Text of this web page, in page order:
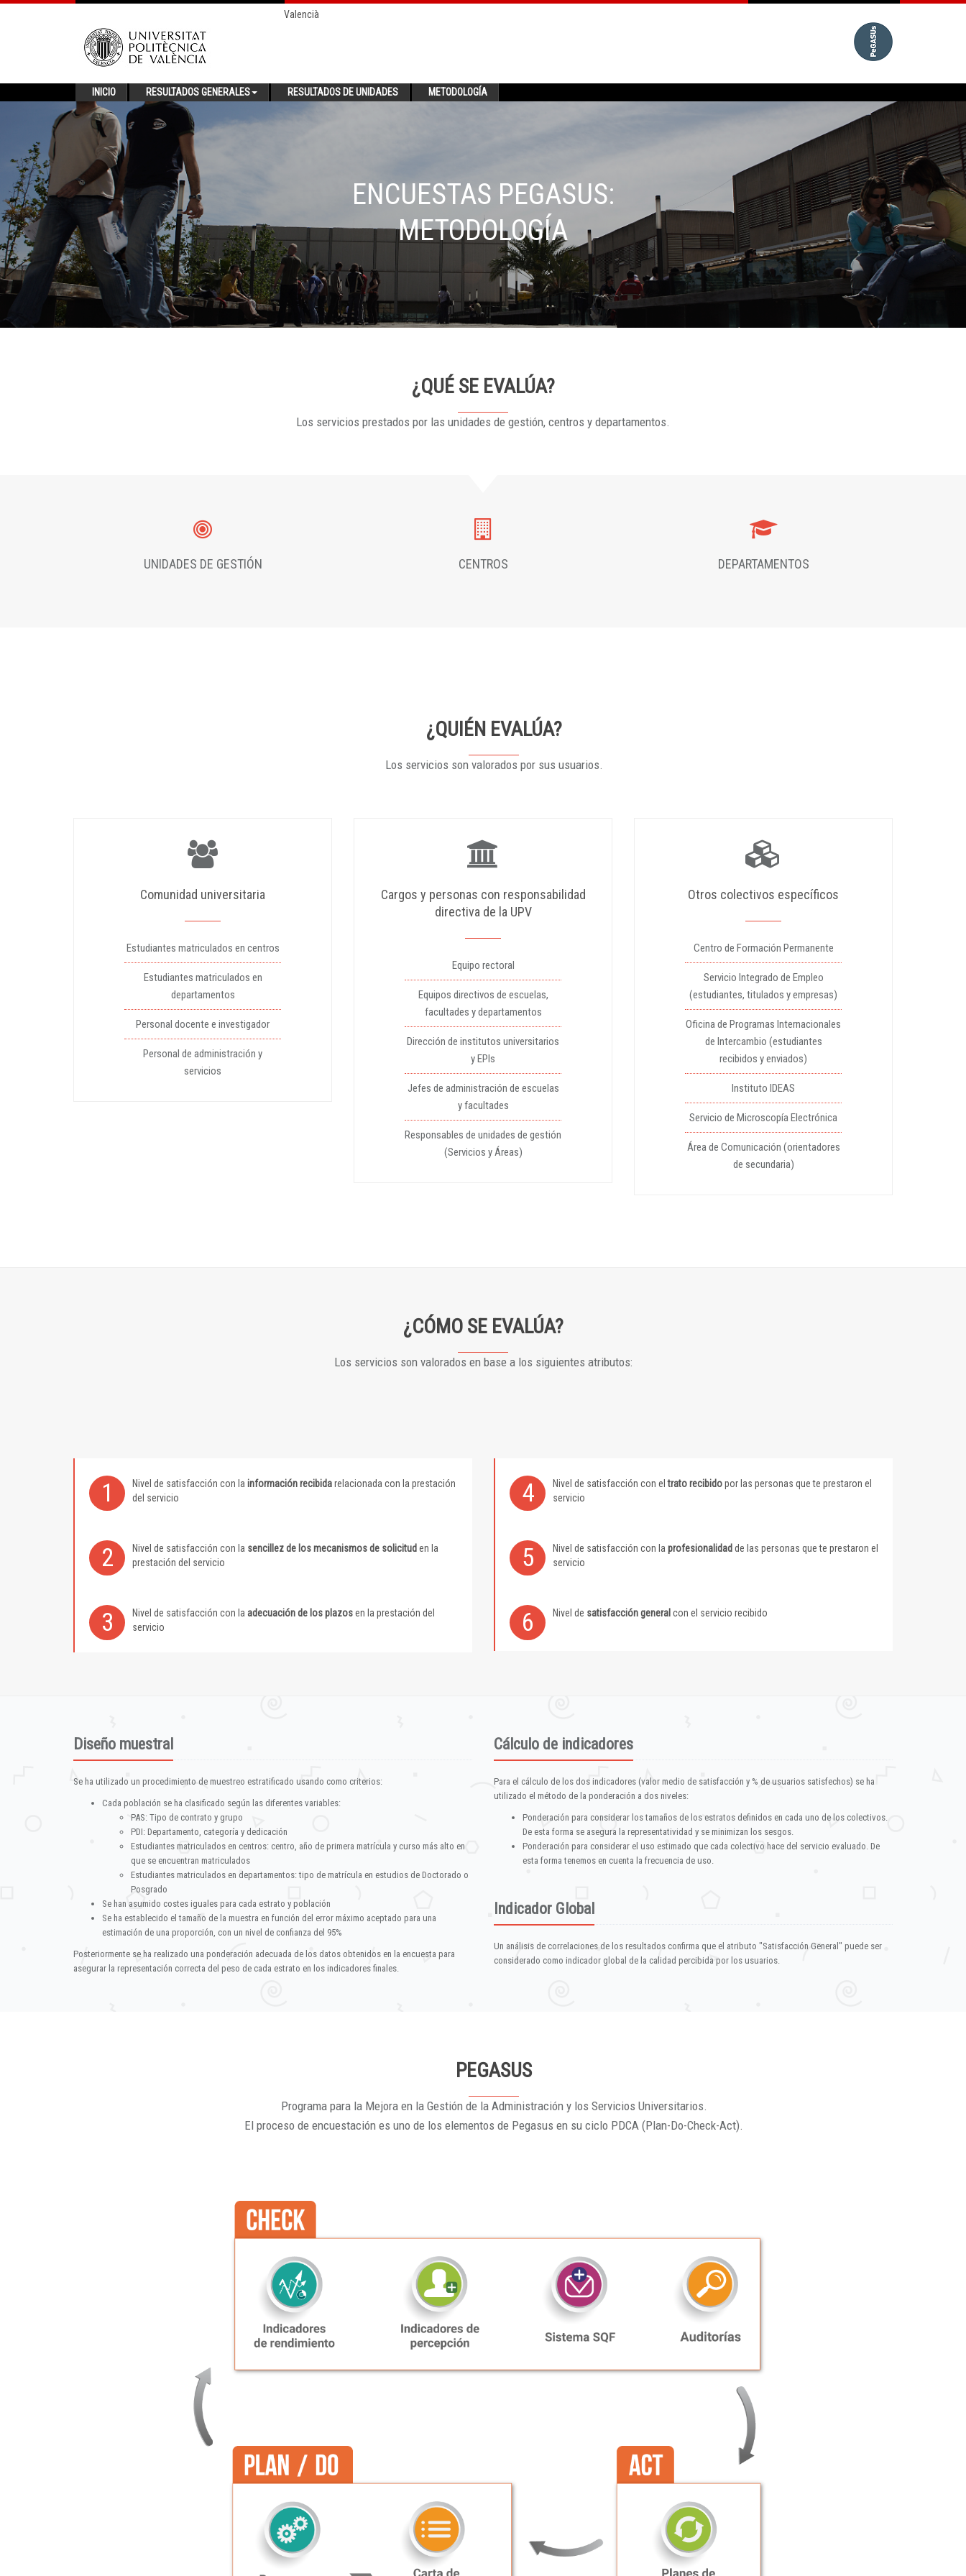
Valencià
INICIO RESULTADOS GENERALES RESULTADOS DE UNIDADES METODOLOGÍA
ENCUESTAS PEGASUS:
METODOLOGÍA
¿QUÉ SE EVALÚA?
Los servicios prestados por las unidades de gestión, centros y departamentos.
UNIDADES DE GESTIÓN CENTROS DEPARTAMENTOS
¿QUIÉN EVALÚA?
Los servicios son valorados por sus usuarios.
Comunidad universitaria
Estudiantes matriculados en centros
Estudiantes matriculados en
departamentos
Personal docente e investigador
Personal de administración y
servicios
Cargos y personas con responsabilidad
directiva de la UPV
Equipo rectoral
Equipos directivos de escuelas,
facultades y departamentos
Dirección de institutos universitarios
y EPIs
Jefes de administración de escuelas
y facultades
Responsables de unidades de gestión
(Servicios y Áreas)
Otros colectivos específicos
Centro de Formación Permanente
Servicio Integrado de Empleo
(estudiantes, titulados y empresas)
Oficina de Programas Internacionales
de Intercambio (estudiantes
recibidos y enviados)
Instituto IDEAS
Servicio de Microscopía Electrónica
Área de Comunicación (orientadores
de secundaria)
¿CÓMO SE EVALÚA?
Los servicios son valorados en base a los siguientes atributos:
1 Nivel de satisfacción con la información recibidarelacionada con la prestación
del servicio
4 Nivel de satisfacción con eltrato recibidopor las personas que te prestaron el
servicio
2 Nivel de satisfacción con la sencillez de los mecanismos de solicitud en la
prestación del servicio
5 Nivel de satisfacción con la profesionalidad de las personas que te prestaron el
servicio
3 Nivel de satisfacción con la adecuación de los plazosen la prestación del
servicio
6 Nivel de satisfacción general con el servicio recibido
Diseño muestral
Se ha utilizado un procedimiento de muestreo estratificado usando como criterios:
Cada población se ha clasificado según las diferentes variables:
PAS: Tipo de contrato y grupo
PDI: Departamento, categoría y dedicación
Estudiantes matriculados en centros: centro, año de primera matrícula y curso más alto en
que se encuentran matriculados
Estudiantes matriculados en departamentos: tipo de matrícula en estudios de Doctorado o
Posgrado
Se han asumido costes iguales para cada estrato y población
Se ha establecido el tamaño de la muestra en función del error máximo aceptado para una
estimación de una proporción, con un nivel de confianza del 95%
Posteriormente se ha realizado una ponderación adecuada de los datos obtenidos en la encuesta para
asegurar la representación correcta del peso de cada estrato en los indicadores finales.
Cálculo de indicadores
Para el cálculo de los dos indicadores (valor medio de satisfacción y % de usuarios satisfechos) se ha
utilizado el método de la ponderación a dos niveles:
Ponderación para considerar los tamaños de los estratos definidos en cada uno de los colectivos.
De esta forma se asegura la representatividad y se minimizan los sesgos.
Ponderación para considerar el uso estimado que cada colectivo hace del servicio evaluado. De
esta forma tenemos en cuenta la frecuencia de uso.
Indicador Global
Un análisis de correlaciones de los resultados confirma que el atributo "Satisfacción General" puede ser
considerado como indicador global de la calidad percibida por los usuarios.
PEGASUS
Programa para la Mejora en la Gestión de la Administración y los Servicios Universitarios.
El proceso de encuestación es uno de los elementos de Pegasus en su ciclo PDCA (Plan-Do-Check-Act).